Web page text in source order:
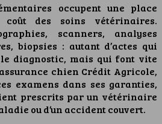
occupent une place
des soins vétérinaires.
scanners, analyses
biopsies : autant d’actes qui
diagnostic, mais qui font vite
chien Crédit Agricole,
examens dans ses garanties,
prescrits par un vétérinaire
ou d’un accident couvert.